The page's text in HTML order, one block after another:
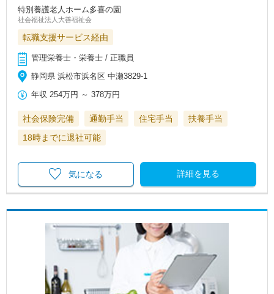
特別養護老人ホーム多喜の園
社会福祉法人大善福祉会
転職支援サービス経由
管理栄養士・栄養士 / 正職員
静岡県 浜松市浜名区 中瀬3829-1
年収 254万円 ～378万円
社会保険完備 通勤手当 住宅手当
扶養手当
18時までに退社可能
詳細を見る
気になる